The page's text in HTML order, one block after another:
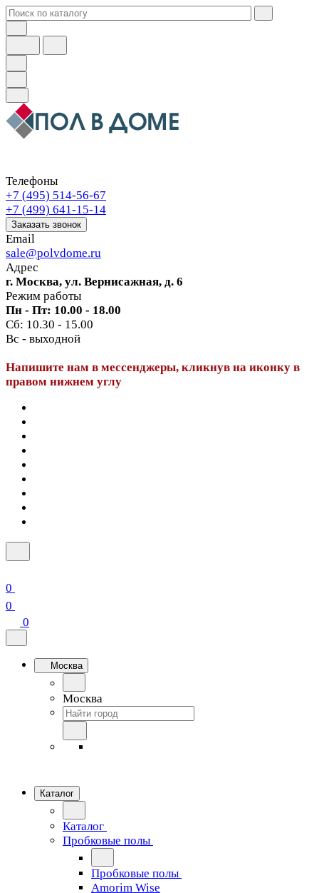
Телефоны
+7 (495) 514-56-67
+7 (499) 641-15-14
Заказать звонок
Email
sale@polvdome.ru
Адрес
г. Москва, ул. Вернисажная, д. 6
Режим работы
Пн - Пт: 10.00 - 18.00
Сб: 10.30 - 15.00
Вс - выходной
Напишите нам в мессенджеры, кликнув на иконку в
правом нижнем углу
0
0
0
Москва
Москва
Каталог
Каталог
Пробковые полы
Пробковые полы
Amorim Wise